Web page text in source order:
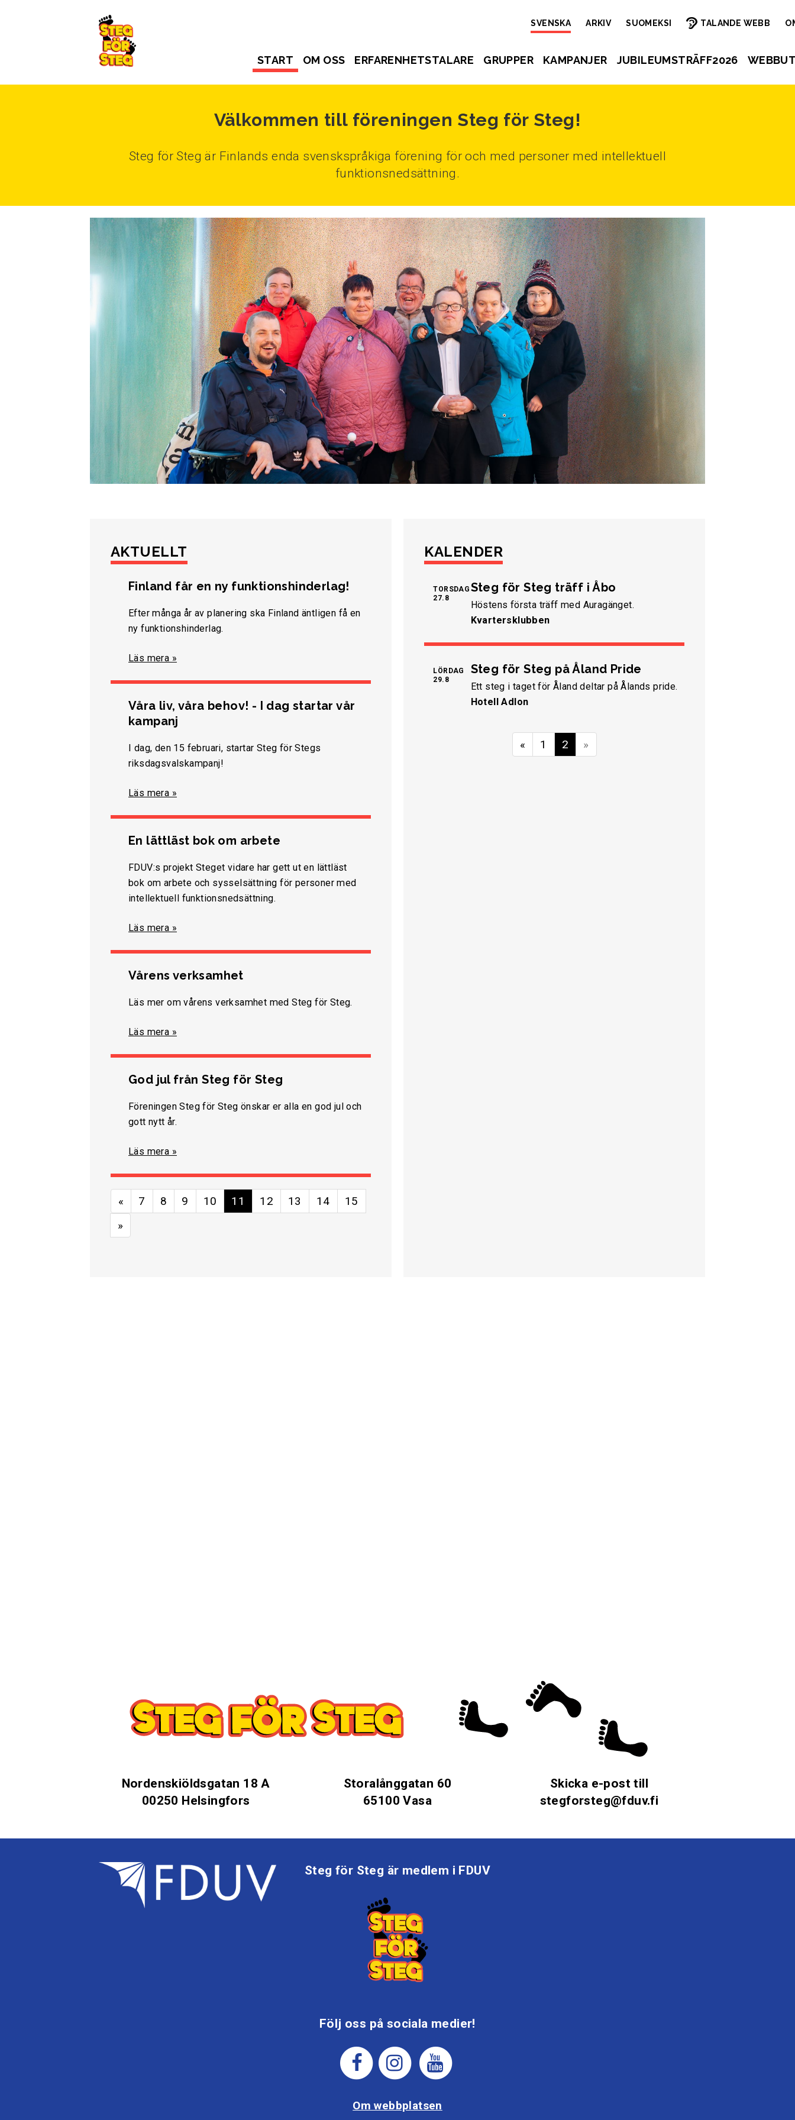
SVENSKA ARKIV SUOMEKSI TALANDE WEBB
START OM OSS ERFARENHETSTALARE GRUPPER KAMPANJER JUBILEUMSTRÄFF2026
Välkommen till föreningen Steg för Steg!
Steg för Steg är Finlands enda svenskspråkiga förening för och med personer med intellektuell
funktionsnedsättning.
AKTUELLT
Finland får en ny funktionshinderlag!
Efter många år av planering ska Finland äntligen få en
ny funktionshinderlag.
Läs mera »
Våra liv, våra behov! - I dag startar vår
kampanj
I dag, den 15 februari, startar Steg för Stegs
riksdagsvalskampanj!
Läs mera »
En lättläst bok om arbete
FDUV:s projekt Steget vidare har gett ut en lättläst
bok om arbete och sysselsättning för personer med
intellektuell funktionsnedsättning.
Läs mera »
Vårens verksamhet
Läs mer om vårens verksamhet med Steg för Steg.
Läs mera »
God jul från Steg för Steg
Föreningen Steg för Steg önskar er alla en god jul och
gott nytt år.
Läs mera »
« 7 8 9 10 11 12 13 14
15
»
KALENDER
TORSDAG
27.8
Steg för Steg träff i Åbo
Höstens första träff med Auragänget.
Kvartersklubben
LÖRDAG
29.8
Steg för Steg på Åland Pride
Ett steg i taget för Åland deltar på Ålands pride.
Hotell Adlon
« 1 2 »
Nordenskiöldsgatan 18 A
00250 Helsingfors
Storalånggatan 60
65100 Vasa
Skicka e-post till
stegforsteg@fduv.fi
Steg för Steg är medlem i FDUV
Följ oss på sociala medier!
Om webbplatsen